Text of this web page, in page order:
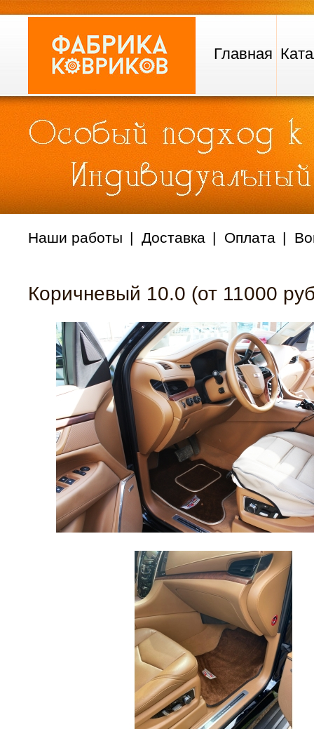
Главная
Наши работы Доставка Оплата
Коричневый 10.0 (от 11000